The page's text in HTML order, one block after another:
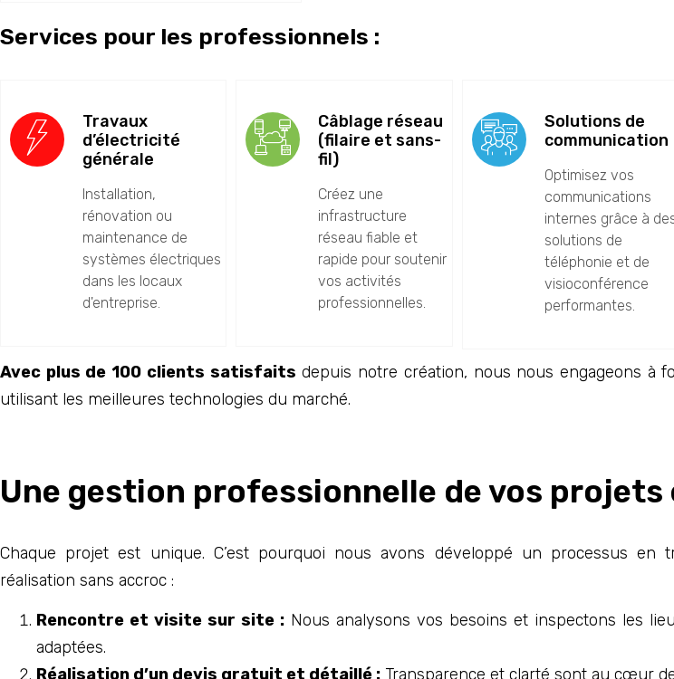
Services pour les professionnels :
Travaux
d’électricité
générale
Installation,
rénovation ou
maintenance de
systèmes électriques
dans les locaux
d'entreprise.
Câblage réseau
(filaire et sans-
fil)
Créez une
infrastructure
réseau fiable et
rapide pour soutenir
vos activités
professionnelles.
Solutions de
communication
Optimisez vos
communications
internes grâce à
solutions de
téléphonie et de
visioconférence
performantes.
Avec plus de 100 clients satisfaits depuis notre création, nous nous engageons à
utilisant les meilleures technologies du marché.
Une gestion professionnelle de vos
Chaque projet est unique. C’est pourquoi nous avons développé un processus en
réalisation sans accroc :
Rencontre et visite sur site : Nous analysons vos besoins et inspectons les
adaptées.
Réalisation d’un devis gratuit et détaillé : Transparence et clarté sont au cœur